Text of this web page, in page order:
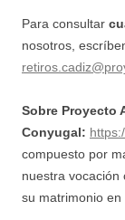
Para consultar
nosotros,
Sobre Proyecto
Conyugal:
compuesto por
nuestra vocación
su matrimonio en